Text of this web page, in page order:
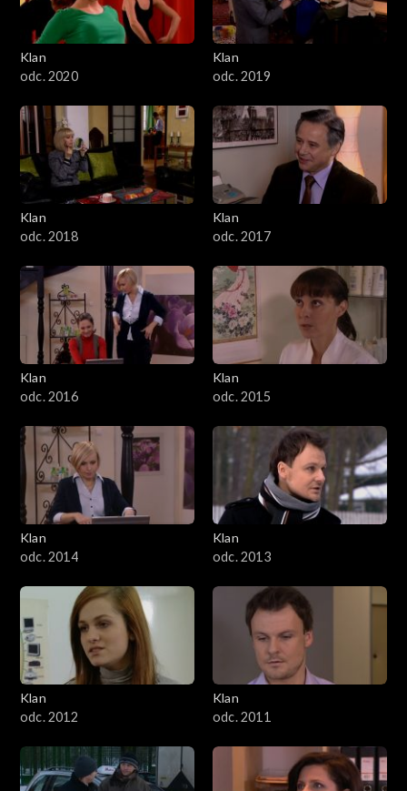
Klan
odc. 2020
Klan
odc. 2019
Klan
odc. 2018
Klan
odc. 2017
Klan
odc. 2016
Klan
odc. 2015
Klan
odc. 2014
Klan
odc. 2013
Klan
odc. 2012
Klan
odc. 2011